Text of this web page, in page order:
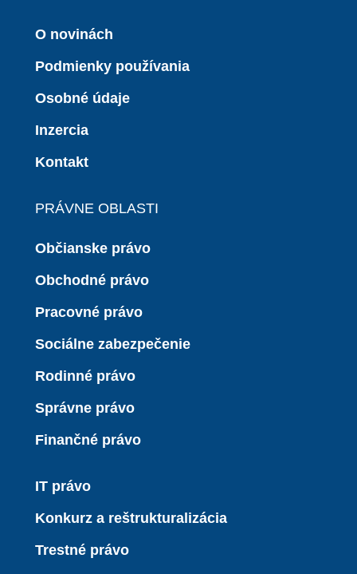
O novinách
Podmienky používania
Osobné údaje
Inzercia
Kontakt
PRÁVNE OBLASTI
Občianske právo
Obchodné právo
Pracovné právo
Sociálne zabezpečenie
Rodinné právo
Správne právo
Finančné právo
IT právo
Konkurz a reštrukturalizácia
Trestné právo